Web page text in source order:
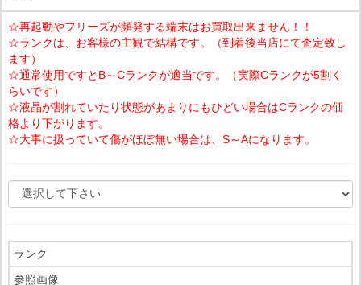
☆再起動やフリーズが頻発する端末はお買取出来ません！！
☆ランクは、お客様の主観で結構です。（到着後当店にて査定致し
ます）
☆通常使用ですとB～Cランクが適当です。（実際Cランクが5割く
らいです）
☆液晶が割れていたり状態があまりにもひどい場合はCランクの価
格より下がります。
☆大事に扱っていて傷がほぼ無い場合は、S～Aになります。
ランク
参照画像